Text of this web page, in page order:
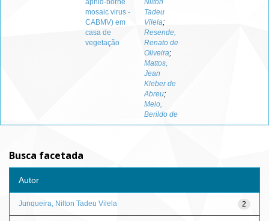
aphid-borne
mosaic virus -
CABMV) em
casa de
vegetação
Nilton
Tadeu
Vilela;
Resende,
Renato de
Oliveira;
Mattos,
Jean
Kleber de
Abreu;
Melo,
Berildo de
Busca facetada
Autor
2
Junqueira, Nilton Tadeu Vilela